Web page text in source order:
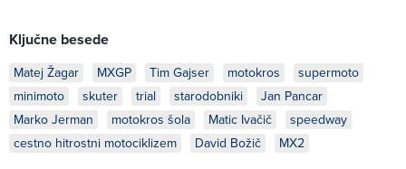
Ključne besede
Matej Žagar MXGP Tim Gajser motokros
supermoto
minimoto
skuter trial starodobniki
Jan Pancar
Marko Jerman
motokros šola Matic Ivačič
speedway
cestno hitrostni motociklizem
David Božič MX2